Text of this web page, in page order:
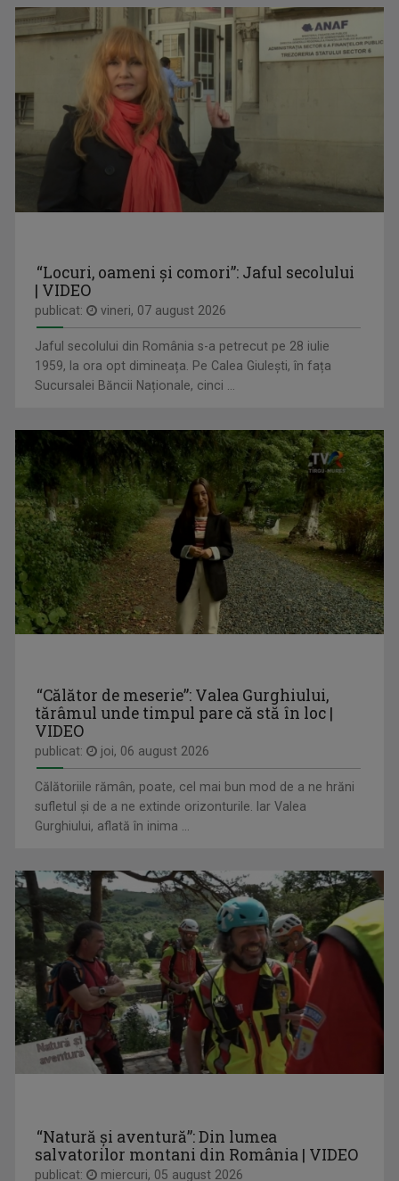
CÂNTEC ȘI POVESTE
Emisiune unde descoperim poveştile de dincolo ...
O emisiune despre oameni, fapte şi întâmplări ...
L.EGAL 100%
Bilunar, luni, ora 13.05 (alternativ cu ...
ALEXANDRU PUGNA
Realizatorul emisiunii ”Cântec și poveste” de ...
IZABELLA VEIBEL
Jurnalist TV - Compartiment Minorități TVR ...
LOREDANA BERNEANU
A absolvit Facultatea de Litere din Craiova ...
“Locuri, oameni și comori”: Jaful secolului
| VIDEO
publicat: vineri, 07 august 2026
Jaful secolului din România s-a petrecut pe 28 iulie
1959, la ora opt dimineața. Pe Calea Giulești, în fața
Sucursalei Băncii Naționale, cinci ...
“Călător de meserie”: Valea Gurghiului,
tărâmul unde timpul pare că stă în loc |
VIDEO
publicat: joi, 06 august 2026
Călătoriile rămân, poate, cel mai bun mod de a ne hrăni
sufletul și de a ne extinde orizonturile. Iar Valea
Gurghiului, aflată în inima ...
“Natură și aventură”: Din lumea
salvatorilor montani din România | VIDEO
publicat: miercuri, 05 august 2026